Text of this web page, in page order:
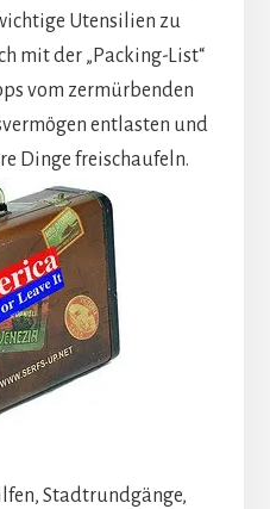
Utensilien zu
mit der „Packing-List“
vom zermürbenden
entlasten und
Dinge freischaufeln.
Stadtrundgänge,